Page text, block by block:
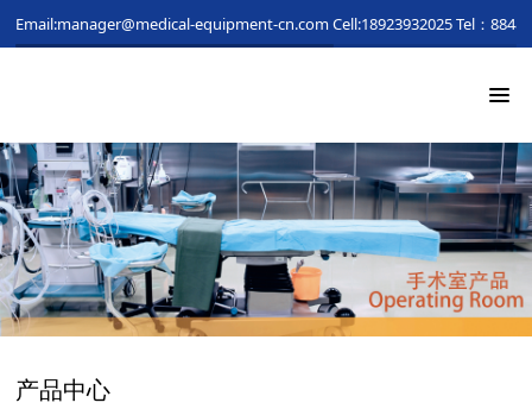
Email:manager@medical-equipment-cn.comCell:18923932025Tel：
产品中心